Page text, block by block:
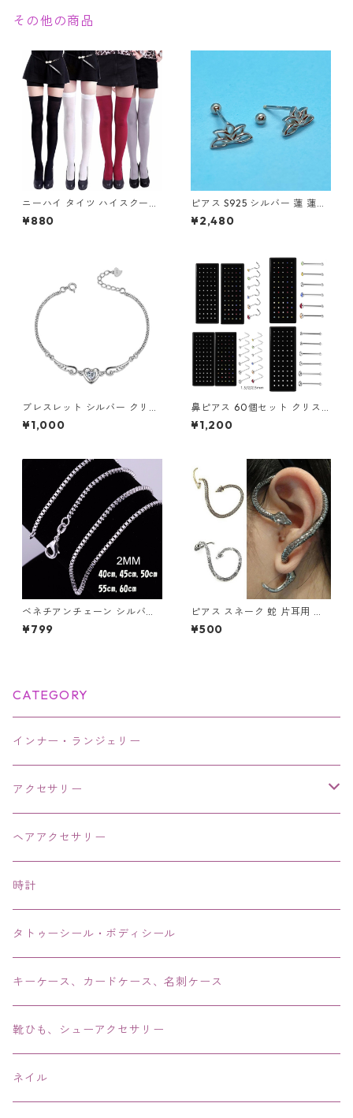
その他の商品
ニーハイ タイツ ハイスクール
メイド コスプレ ニーハイソッ
クス ナース
¥880
ピアス S925 シルバー 蓮 蓮の
花 蓮花 蓮華 ロータス 透かし
レディース Silver アクセサリ
¥2,480
ブレスレット シルバー クリス
タル ブレス オープンハート 水
晶 ハート 天使の羽 羽根 羽 天
¥1,000
鼻ピアス 60個セット クリス
タル ストレート L字型 スクリ
ュー 3種類 ジュエル 鼻ピ ボデ
軟骨ピアス 新品 アクセサリー
レディース メンズ ユニセック
ス ステンレス
¥1,200
ベネチアンチェーン シルバー
925 ネックレス 2mm ユニセ
ックス アクセ レディース メン
¥799
ピアス スネーク 蛇 片耳用 ス
ネークピアス レディース メン
ズ ユニセックス アクセサリー
¥500
CATEGORY
インナー・ランジェリー
アクセサリー
ネックレス・チョーカー
ピアス・イヤリング・鼻ピアス
リング・指輪
ブレス・バングル・ブレスレット・腕輪
アンクレット
ヘアアクセサリー
時計
タトゥーシール・ボディシール
キーケース、カードケース、名刺ケース
靴ひも、シューアクセサリー
ネイル